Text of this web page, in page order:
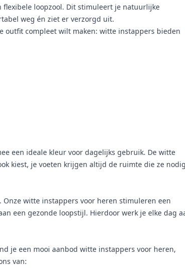
loopzool. Dit stimuleert je natuurlijke
weg én ziet er verzorgd uit.
outfit compleet wilt maken: witte instappers bieden
een ideale kleur voor dagelijks gebruik. De witte
kiest, je voeten krijgen altijd de ruimte die ze
witte instappers voor heren stimuleren een
een gezonde loopstijl. Hierdoor werk je elke dag
je een mooi aanbod witte instappers voor heren,
van: